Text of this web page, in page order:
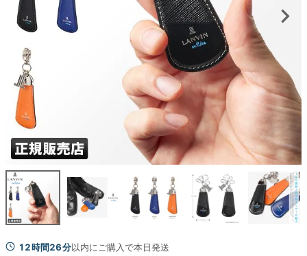
12時間26分以内にご購入で本日発送